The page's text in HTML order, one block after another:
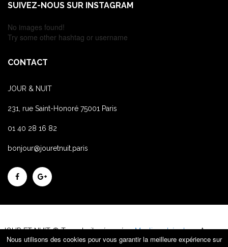
SUIVEZ-NOUS SUR INSTAGRAM
No images found!
Try some other hashtag or username
CONTACT
JOUR & NUIT
231, rue Saint-Honoré 75001 Paris
01 40 28 16 82
bonjour@jouretnuit.paris
JOUR ET NUIT © Tous droits réservés -Mentions Légales- Agence
événementielle Paris
Nous utilisons des cookies pour vous garantir la meilleure expérience sur